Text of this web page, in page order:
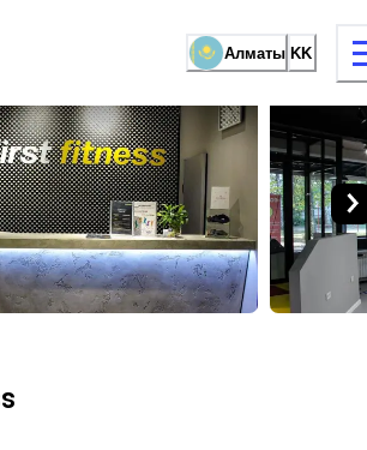
Алматы KK
Әйелдерге арналған
— Жаттығу